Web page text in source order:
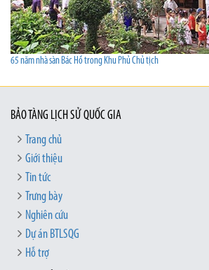
65 năm nhà sàn Bác Hồ trong Khu Phủ Chủ tịch
BẢO TÀNG LỊCH SỬ QUỐC GIA
Trang chủ
Giới thiệu
Tin tức
Trưng bày
Nghiên cứu
Dự án BTLSQG
Hỗ trợ